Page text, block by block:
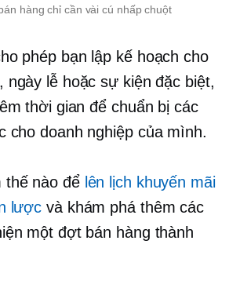
hàng chỉ cần vài cú nhấp chuột
phép bạn lập kế hoạch cho
ngày lễ hoặc sự kiện đặc biệt,
thời gian để chuẩn bị các
cho doanh nghiệp của mình.
thế nào để lên lịch khuyến mãi
lược và khám phá thêm các
một đợt bán hàng thành